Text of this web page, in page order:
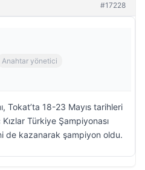
#17228
Anahtar yönetici
Tokat’ta 18-23 Mayıs tarihleri
Türkiye Şampiyonası
de kazanarak şampiyon oldu.